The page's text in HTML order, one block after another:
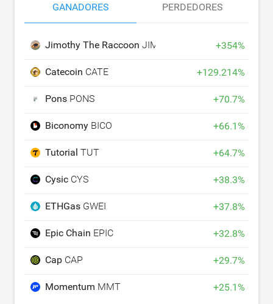
GANADORES PERDEDORES
Jimothy The Raccoon JIMOTHY +354%
Catecoin CATE +129.214%
Pons PONS +70.7%
Biconomy BICO +66.1%
Tutorial TUT +64.7%
Cysic CYS +38.3%
ETHGas GWEI +37.8%
Epic Chain EPIC +32.8%
Cap CAP +29.7%
Momentum MMT +25.1%